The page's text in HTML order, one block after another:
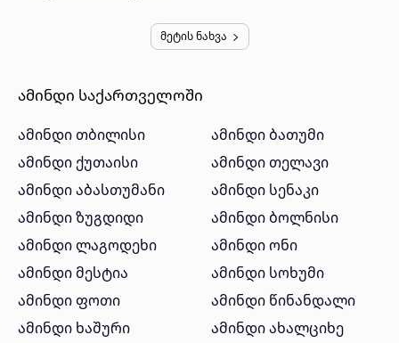
მეტის ნახვა
ამინდი საქართველოში
ამინდი თბილისი
ამინდი ბათუმი
ამინდი ქუთაისი
ამინდი თელავი
ამინდი აბასთუმანი
ამინდი სენაკი
ამინდი ზუგდიდი
ამინდი ბოლნისი
ამინდი ლაგოდეხი
ამინდი ონი
ამინდი მესტია
ამინდი სოხუმი
ამინდი ფოთი
ამინდი წინანდალი
ამინდი ხაშური
ამინდი ახალციხე